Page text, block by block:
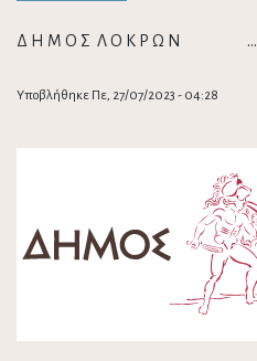
Δ Η Μ Ο Σ Λ Ο Κ Ρ Ω Ν …
Υποβλήθηκε Πε, 27/07/2023 - 04:28